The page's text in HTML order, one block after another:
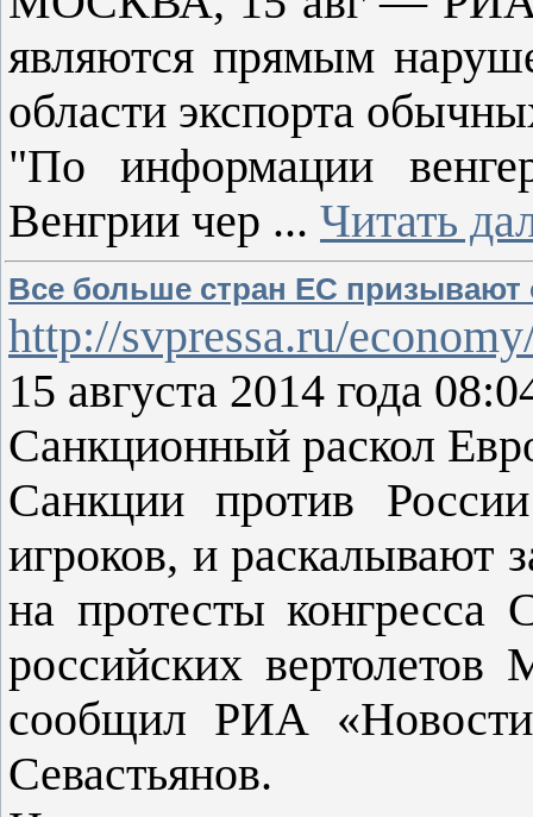
являются прямым
области экспорта
"По информации
Венгрии чер ... Читать
Все больше стран ЕС призывают
http://svpressa.ru/
15 августа 2014 года
Санкционный раскол
Санкции против
игроков, и раскалывают
на протесты конгресса
российских
сообщил РИА
Севастьянов.